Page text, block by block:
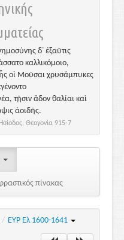
δ᾽ ἐξαῦτις
καλλικόμοιο,
οἱ Μοῦσαι χρυσάμπυκες
τῇσιν ἅδον θαλίαι καὶ
ἀοιδῆς.
Ησίοδος, Θεογονία 915-7
πίνακας
/ ΕΥΡ Ελ 1600-1641